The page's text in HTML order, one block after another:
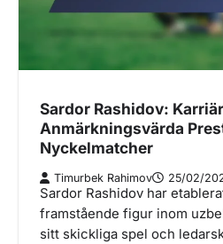
Sardor Rashidov:
Anmärkningsvärda
Nyckelmatcher
Timurbek Rahimov 25/02/
Sardor Rashidov har
framstående figur inom
sitt skickliga spel och